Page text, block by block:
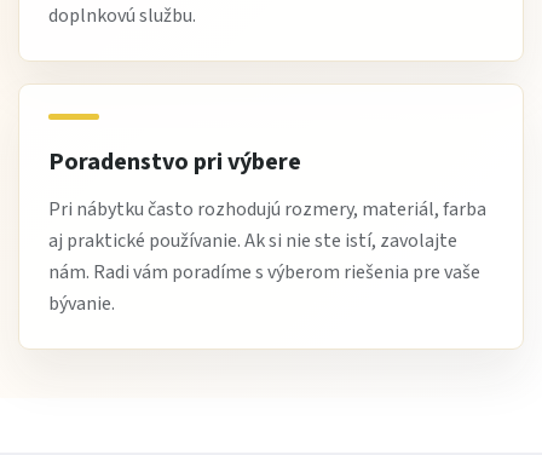
doplnkovú službu.
Poradenstvo pri výbere
Pri nábytku často rozhodujú rozmery, materiál, farba
aj praktické používanie. Ak si nie ste istí, zavolajte
nám. Radi vám poradíme s výberom riešenia pre vaše
bývanie.